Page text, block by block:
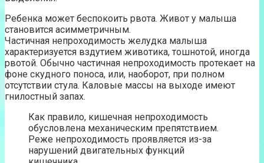
Ребенка может беспокоить рвота. Живот у малыша
становится асимметричным.
Частичная непроходимость желудка малыша
характеризуется вздутием животика, тошнотой, иногда
рвотой. Обычно частичная непроходимость протекает на
фоне скудного поноса, или, наоборот, при полном
отсутствии стула. Каловые массы на выходе имеют
гнилостный запах.
Как правило, кишечная непроходимость
обусловлена механическим препятствием.
Реже непроходимость проявляется из-за
нарушений двигательных функций